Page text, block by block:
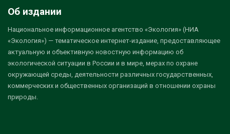
Об издании
Национальное информационное агентство «Экология» (НИА
«Экология») — тематическое интернет-издание, предоставляющее
актуальную и объективную новостную информацию об
экологической ситуации в России и в мире, мерах по охране
окружающей среды, деятельности различных государственных,
коммерческих и общественных организаций в отношении охраны
природы.